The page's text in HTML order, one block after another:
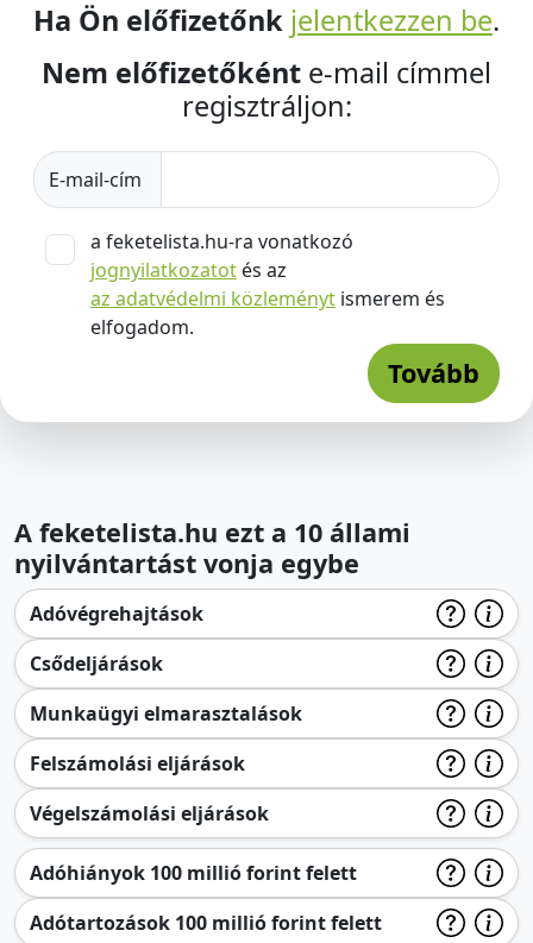
Ha Ön előfizetőnk jelentkezzen be.
Nem előfizetőként e-mail címmel
regisztráljon:
E-mail-cím
a feketelista.hu-ra vonatkozó
jognyilatkozatot és az
az adatvédelmi közleményt ismerem és
elfogadom.
Tovább
A feketelista.hu ezt a 10 állami
nyilvántartást vonja egybe
Adóvégrehajtások
Csődeljárások
Munkaügyi elmarasztalások
Felszámolási eljárások
Végelszámolási eljárások
Adóhiányok 100 millió forint felett
Adótartozások 100 millió forint felett